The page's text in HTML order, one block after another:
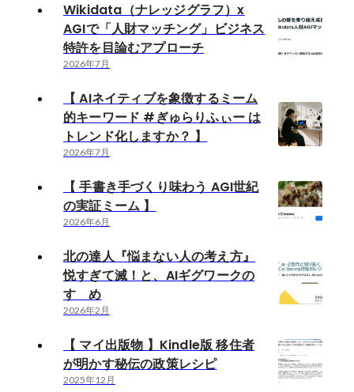
Wikidata（ナレッジグラフ）x
AGIで「人財マッチング」ビジネス
特許を目論むアプローチ
2026年7月
【 AIネイティブを象徴するミーム
的キーワード #ぎゅらりふぃー は
トレンド化しますか？ 】
2026年7月
【 手書き手づくり味わう AGI世紀
の実証ミーム 】
2026年6月
北の達人『悩まない人の考え方』
悦すぎて滅！と、AIギグワークの
すゝめ
2026年2月
【 マイ出版物 】Kindle版 移住者
が明かす秘伝の政策レシピ
2025年12月